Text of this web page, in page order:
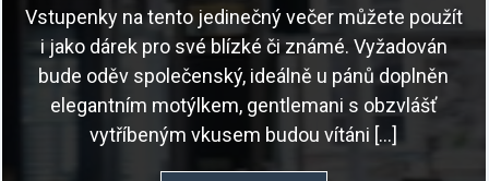
Vstupenky na tento jedinečný večer můžete použít
i jako dárek pro své blízké či známé. Vyžadován
bude oděv společenský, ideálně u pánů doplněn
elegantním motýlkem, gentlemani s obzvlášť
vytříbeným vkusem budou vítáni […]